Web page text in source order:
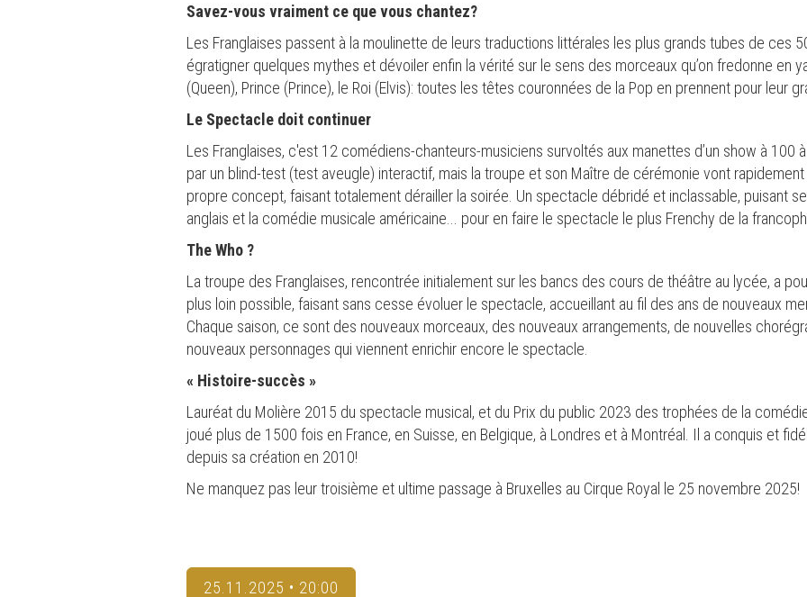
Savez-vous vraiment ce que vous chantez?
Les Franglaises passent à la moulinette de leurs traductions littérales les plus grands tubes de ces
égratigner quelques mythes et dévoiler enfin la vérité sur le sens des morceaux qu’on fredonne en
(Queen), Prince (Prince), le Roi (Elvis): toutes les têtes couronnées de la Pop en prennent pour leur
Le Spectacle doit continuer
Les Franglaises, c'est 12 comédiens-chanteurs-musiciens survoltés aux manettes d’un show à 100
par un blind-test (test aveugle) interactif, mais la troupe et son Maître de cérémonie vont
propre concept, faisant totalement dérailler la soirée. Un spectacle débridé et inclassable, puisant
anglais et la comédie musicale américaine... pour en faire le spectacle le plus Frenchy de la
The Who ?
La troupe des Franglaises, rencontrée initialement sur les bancs des cours de théâtre au lycée, a
plus loin possible, faisant sans cesse évoluer le spectacle, accueillant au fil des ans de nouveaux
Chaque saison, ce sont des nouveaux morceaux, des nouveaux arrangements, de nouvelles
nouveaux personnages qui viennent enrichir encore le spectacle.
« Histoire-succès »
Lauréat du Molière 2015 du spectacle musical, et du Prix du public 2023 des trophées de la
joué plus de 1500 fois en France, en Suisse, en Belgique, à Londres et à Montréal. Il a conquis et
depuis sa création en 2010!
Ne manquez pas leur troisième et ultime passage à Bruxelles au Cirque Royal le 25 novembre 2025!
25.11.2025 • 20:00